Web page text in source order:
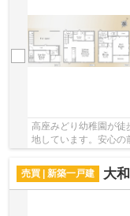
高座みどり幼稚園が徒
地しています。安心の
イホームは思い切って
売買 | 新築一戸建
大